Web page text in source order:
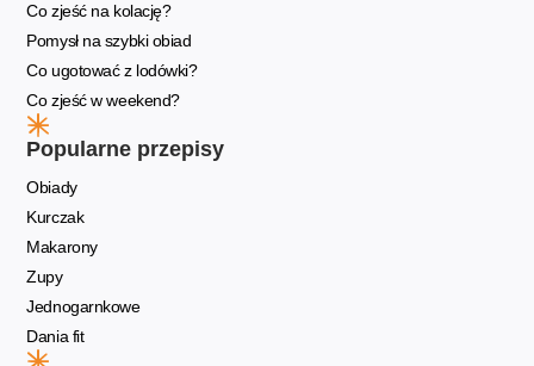
Co zjeść na kolację?
Pomysł na szybki obiad
Co ugotować z lodówki?
Co zjeść w weekend?
Popularne przepisy
Obiady
Kurczak
Makarony
Zupy
Jednogarnkowe
Dania fit